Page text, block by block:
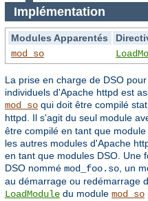
Implémentation
Modules Apparentés
mod_so
La prise en charge de DSO
individuels d'Apache httpd est
mod_so qui doit être compilé
httpd. Il s'agit du seul module
être compilé en tant que
les autres modules d'Apache
en tant que modules DSO. Une
DSO nommé mod_foo.so , un
au démarrage ou redémarrage
LoadModule du module mod_so